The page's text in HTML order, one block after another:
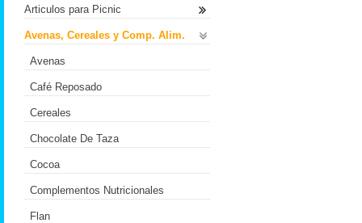
Articulos para Picnic
Avenas, Cereales y Comp. Alim.
Avenas
Café Reposado
Cereales
Chocolate De Taza
Cocoa
Complementos Nutricionales
Flan